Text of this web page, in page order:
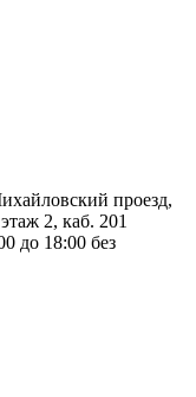
проезд,
2, каб. 201
до 18:00 без